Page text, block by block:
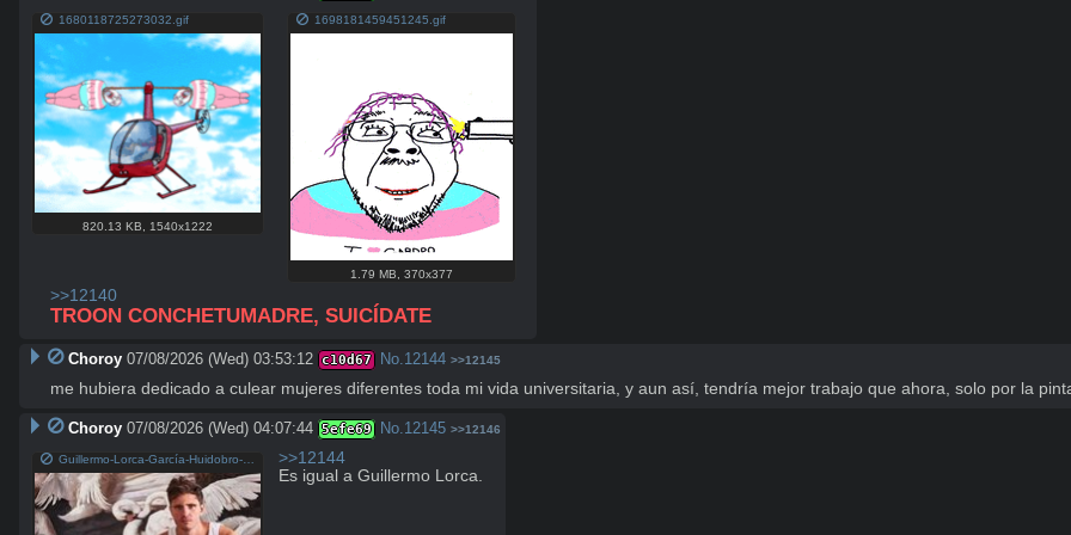
1680118725273032.gif
820.13 KB 1540x1222
1698181459451245.gif
1.79 MB ,370x377
>>12140
TROON CONCHETUMADRE, SUICÍDATE
Choroy 07/08/2026 (Wed) 03:53:12 c10d67 No.12144 >>12145
me hubiera dedicado a culear mujeres diferentes toda mi vida universitaria, y aun así, tendría mejor trabajo que ahora, solo por la
Choroy 07/08/2026 (Wed) 04:07:44 5efe69 No.12145 >>12146
>>12144
Es igual a Guillermo Lorca.